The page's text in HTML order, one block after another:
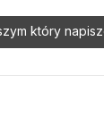
który